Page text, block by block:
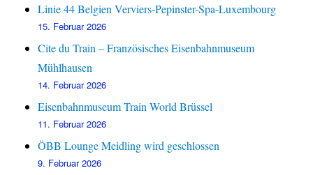
Linie 44 Belgien Verviers-Pepinster-Spa-Luxembourg
15. Februar 2026
Cite du Train – Französisches Eisenbahnmuseum
Mühlhausen
14. Februar 2026
Eisenbahnmuseum Train World Brüssel
11. Februar 2026
ÖBB Lounge Meidling wird geschlossen
9. Februar 2026